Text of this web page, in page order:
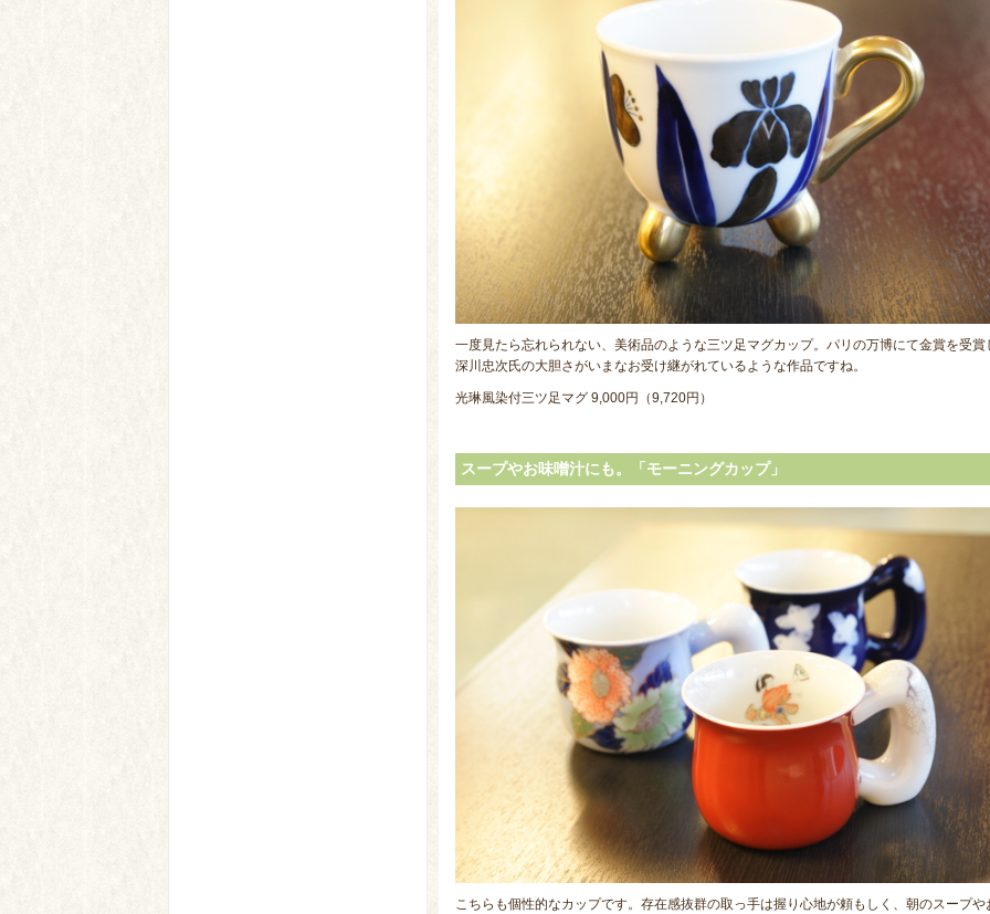
一度見たら忘れられない、美術品のような三ツ足マグカップ。パリの万博にて金賞を受賞
深川忠次氏の大胆さがいまなお受け継がれているような作品ですね。
光琳風染付三ツ足マグ 9,000円（9,720円）
スープやお味噌汁にも。「モーニングカップ」
こちらも個性的なカップです。存在感抜群の取っ手は握り心地が頼もしく、朝のスープや